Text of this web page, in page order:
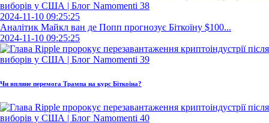
2024-11-10 09:25:25
Аналітик Майкл ван де Попп прогнозує Біткоїну $100...
2024-11-10 09:25:25
Чи вплине перемога Трампа на курс Біткоїна?